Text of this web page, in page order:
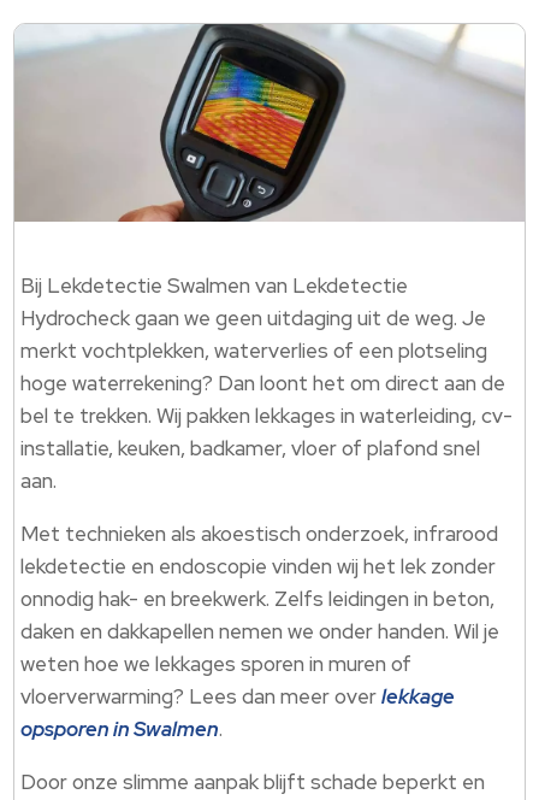
Bij Lekdetectie Swalmen van Lekdetectie
Hydrocheck gaan we geen uitdaging uit de weg. Je
merkt vochtplekken, waterverlies of een plotseling
hoge waterrekening? Dan loont het om direct aan de
bel te trekken. Wij pakken lekkages in waterleiding, cv-
installatie, keuken, badkamer, vloer of plafond snel
aan.
Met technieken als akoestisch onderzoek, infrarood
lekdetectie en endoscopie vinden wij het lek zonder
onnodig hak- en breekwerk. Zelfs leidingen in beton,
daken en dakkapellen nemen we onder handen. Wil je
weten hoe we lekkages sporen in muren of
vloerverwarming? Lees dan meer overlekkage
opsporen in Swalmen.
Door onze slimme aanpak blijft schade beperkt en